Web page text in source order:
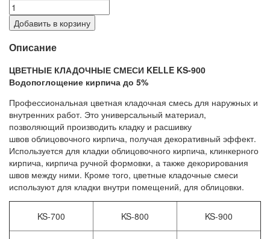
Добавить в корзину
Описание
ЦВЕТНЫЕ КЛАДОЧНЫЕ СМЕСИ KELLE KS-900
Водопоглощение кирпича до 5%
Профессиональная цветная кладочная смесь для наружных и
внутренних работ. Это универсальный материал,
позволяющий производить кладку и расшивку
швов облицовочного кирпича, получая декоративный эффект.
Используется для кладки облицовочного кирпича, клинкерного
кирпича, кирпича ручной формовки, а также декорирования
швов между ними. Кроме того, цветные кладочные смеси
используют для кладки внутри помещений, для облицовки.
KS-700 KS-800 KS-900